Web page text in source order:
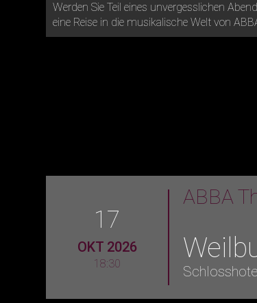
Werden Sie Teil eines unvergesslichen
eine Reise in die musikalische Welt von
17
OKT 2026
18:30
ABBA